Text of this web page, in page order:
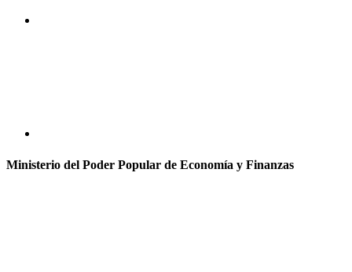
Ministerio del Poder Popular de Economía y Finanzas